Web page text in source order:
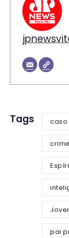
Tags caso
pai